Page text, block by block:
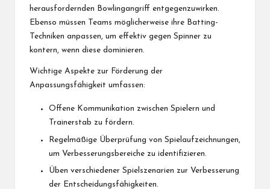
herausfordernden Bowlingangriff entgegenzuwirken.
Ebenso müssen Teams möglicherweise ihre Batting-
Techniken anpassen, um effektiv gegen Spinner zu
kontern, wenn diese dominieren.
Wichtige Aspekte zur Förderung der
Anpassungsfähigkeit umfassen:
Offene Kommunikation zwischen Spielern und
Trainerstab zu fördern.
Regelmäßige Überprüfung von Spielaufzeichnungen,
um Verbesserungsbereiche zu identifizieren.
Üben verschiedener Spielszenarien zur Verbesserung
der Entscheidungsfähigkeiten.